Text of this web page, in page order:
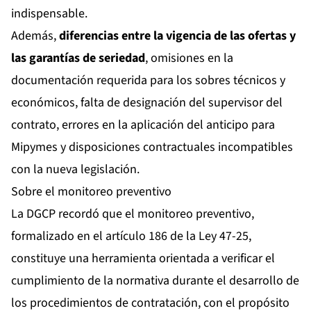
indispensable.
Además,diferencias entre la vigencia de las ofertas y
las garantías de seriedad, omisiones en la
documentación requerida para los sobres técnicos y
económicos, falta de designación del supervisor del
contrato, errores en la aplicación del anticipo para
Mipymes y disposiciones contractuales incompatibles
con la nueva legislación.
Sobre el monitoreo preventivo
La DGCP recordó que el monitoreo preventivo,
formalizado en el artículo 186 de la Ley 47-25,
constituye una herramienta orientada a verificar el
cumplimiento de la normativa durante el desarrollo de
los procedimientos de contratación, con el propósito